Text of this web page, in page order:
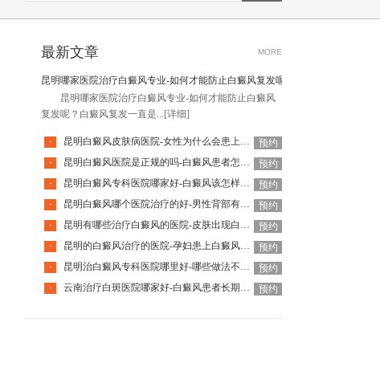
最新文章 MORE
昆明哪家医院治疗白癜风专业-如何才能防止白癜风复发呢
昆明哪家医院治疗白癜风专业-如何才能防止白癜风
复发呢？白癜风复发一直是... [详细]
· 昆明白癜风皮肤病医院-女性为什么会患上白癜风
预约
·
昆明白癜风医院是正规的吗-白癜风患者怎么做好日常护理呢
预约
·
昆明白癜风专科医院哪家好-白癜风该怎样科学治疗呢
预约
·
昆明白癜风哪个医院治疗的好-男性背部有白癜风该怎么治疗
预约
·
昆明有哪些治疗白癜风的医院-皮肤出现白癜风该怎么办
预约
·
昆明的白癜风治疗的医院-孕妇患上白癜风该如何是好
预约
·
昆明治白癜风专科医院哪里好-哪些做法不利于白癜风治疗呢
预约
·
云南治疗白斑医院哪家好-白癜风患者长期待在室内有什么影响 预约